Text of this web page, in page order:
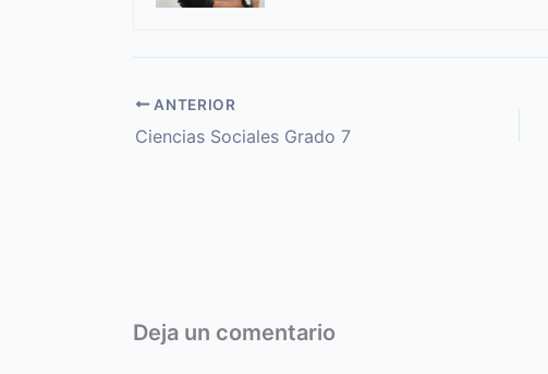
ANTERIOR
Ciencias Sociales Grado 7
Deja un comentario